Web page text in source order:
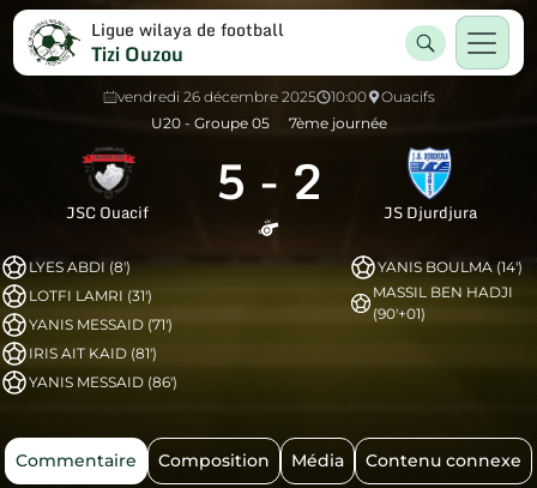
Ligue wilaya de football
Tizi Ouzou
vendredi 26 décembre 2025 10:00
Ouacifs
U20 - Groupe 05
7ème journée
JSC Ouacif 5 - 2 JS Djurdjura
LYES ABDI (8')
LOTFI LAMRI (31')
YANIS MESSAID (71')
IRIS AIT KAID (81')
YANIS MESSAID (86')
YANIS BOULMA (14')
MASSIL BEN HADJI
(90'+01)
Commentaire Composition Média Contenu connexe